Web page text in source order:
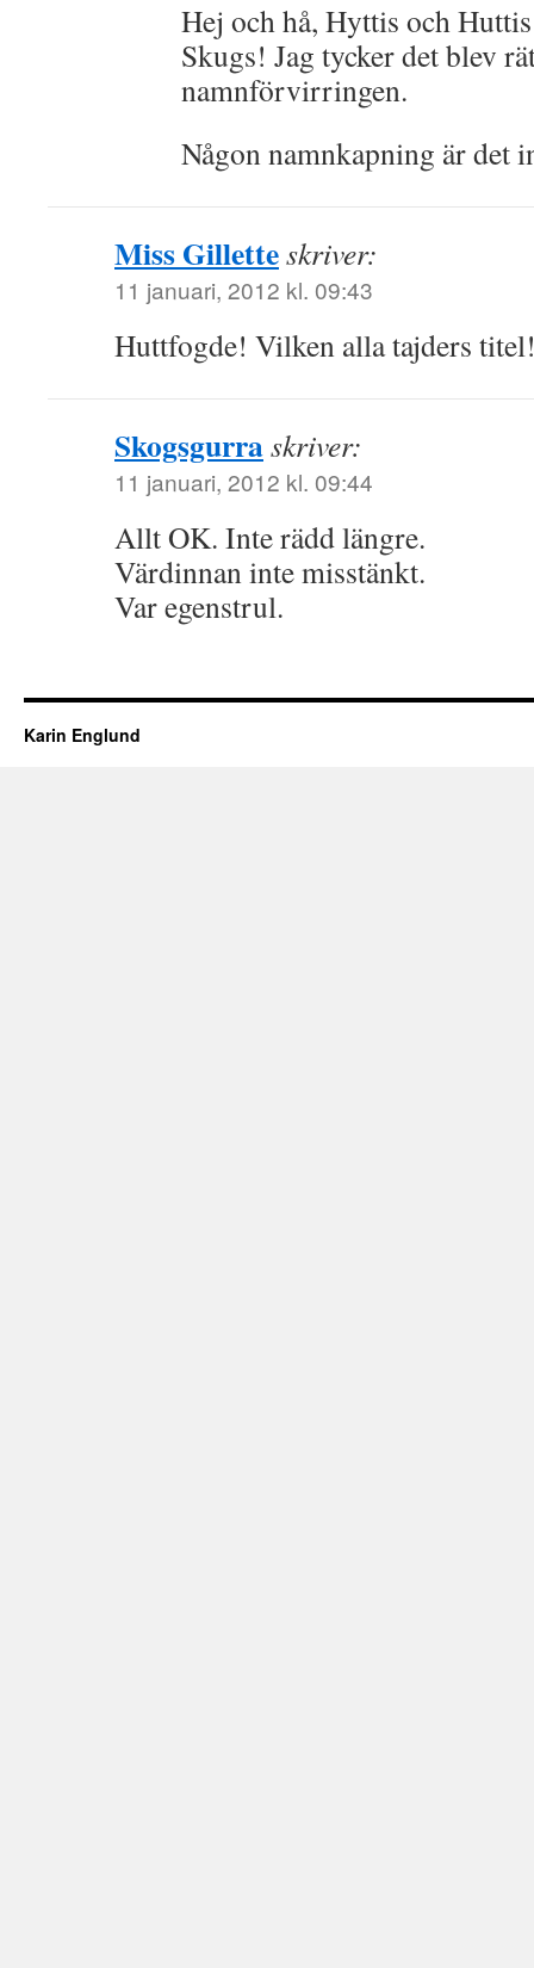
Hej och hå, Hyttis och
Skugs! Jag tycker det blev
namnförvirringen.
Någon namnkapning är det
Miss Gilletteskriver:
11 januari, 2012 kl. 09:43
Huttfogde! Vilken alla tajders
Skogsgurraskriver:
11 januari, 2012 kl. 09:44
Allt OK. Inte rädd längre.
Värdinnan inte misstänkt.
Var egenstrul.
Karin Englund